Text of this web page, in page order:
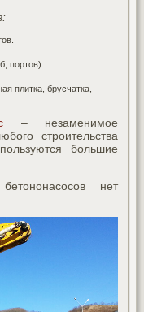
портов).
плитка, брусчатка,
– незаменимое
строительства
большие
нет